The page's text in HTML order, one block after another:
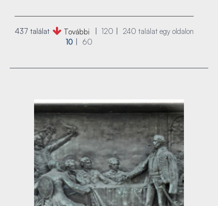
437 találat További 240 találat egy oldalon
120
60
10